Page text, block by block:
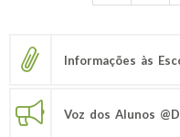
Informações às
Voz dos Alunos